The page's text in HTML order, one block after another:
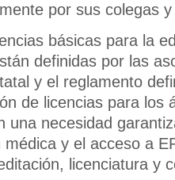
por sus colegas
básicas para la
definidas por las
y el reglamento
de licencias para los
una necesidad
y el acceso a
licenciatura y